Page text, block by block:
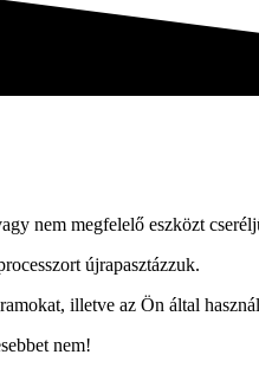
nem megfelelő eszközt
újrapasztázzuk.
illetve az Ön által
nem!